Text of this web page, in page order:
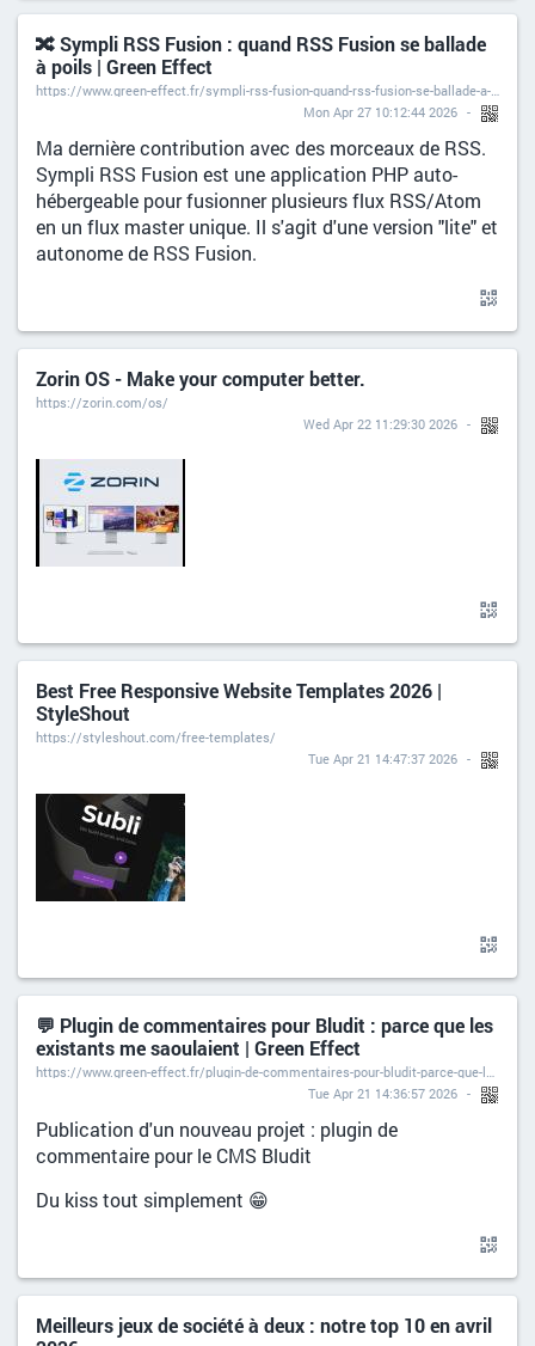
🔀 Sympli RSS Fusion : quand RSS Fusion se ballade
à poils | Green Effect
Mon Apr 27 10:12:44 2026
Ma dernière contribution avec des morceaux de RSS.
Sympli RSS Fusion est une application PHP auto-
hébergeable pour fusionner plusieurs flux RSS/Atom
en un flux master unique. Il s'agit d'une version "lite" et
autonome de RSS Fusion.
Zorin OS - Make your computer better.
https://zorin.com/os/
Wed Apr 22 11:29:30 2026
Best Free Responsive Website Templates 2026 |
StyleShout
https://styleshout.com/free-templates/
Tue Apr 21 14:47:37 2026
💬 Plugin de commentaires pour Bludit : parce que les
existants me saoulaient | Green Effect
Tue Apr 21 14:36:57 2026
Publication d'un nouveau projet : plugin de
commentaire pour le CMS Bludit
Du kiss tout simplement 😁
Meilleurs jeux de société à deux : notre top 10 en avril